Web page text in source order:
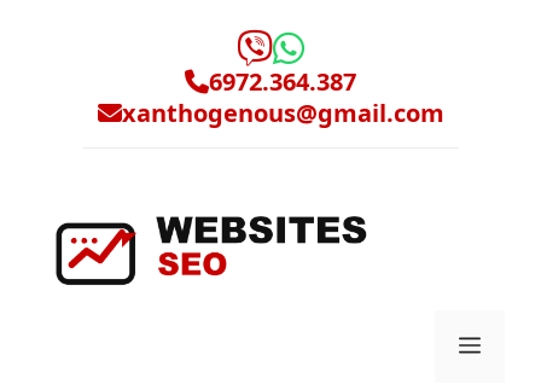
6972.364.387
xanthogenous@gmail.com